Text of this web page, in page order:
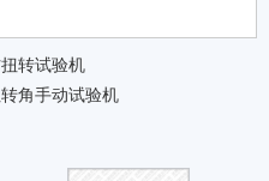
转试验机
角手动试验机